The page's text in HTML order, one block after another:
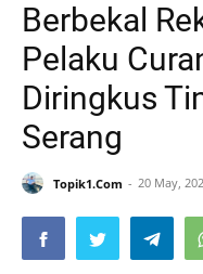
Berbekal
Pelaku
Diringkus
Serang
Topik1.Com 20 May,